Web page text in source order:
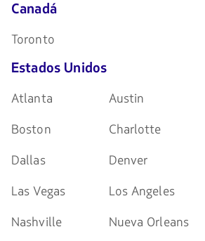
Canadá
Toronto
Estados Unidos
Atlanta Austin
Boston
Charlotte
Dallas
Denver
Las Vegas
Los Angeles
Nashville
Nueva Orleans